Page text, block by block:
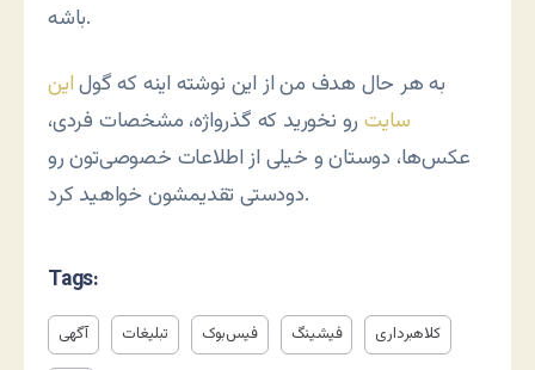
باشه.
به هر حال هدف من از این نوشته اینه که گولاین
سایت رو نخورید که گذرواژه، مشخصات فردی،
عکس‌ها، دوستان و خیلی از اطلاعات خصوصی‌تون رو
دودستی تقدیمشون خواهید کرد.
Tags:
آگهی تبلیغات فیس‌بوک فیشینگ کلاهبرداری